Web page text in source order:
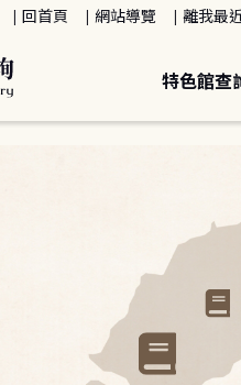
回首頁 網站導覽 離我最
特色館查